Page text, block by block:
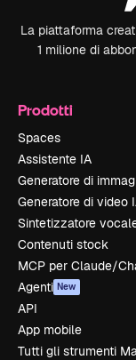
La piattaforma
1 milione di
Prodotti
Spaces
Assistente IA
Generatore di
Generatore di video
Sintetizzatore
Contenuti stock
MCP per Claude/
Agenti New
API
App mobile
Tutti gli strumenti